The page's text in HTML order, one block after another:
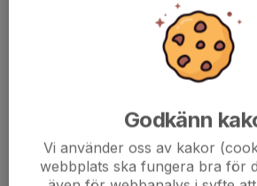
Efter en riktigt fin säsong hittills har laget
Långås marknad
0 kommentarer
Godkänn
Vi använder oss av kakor
webbplats ska fungera bra för